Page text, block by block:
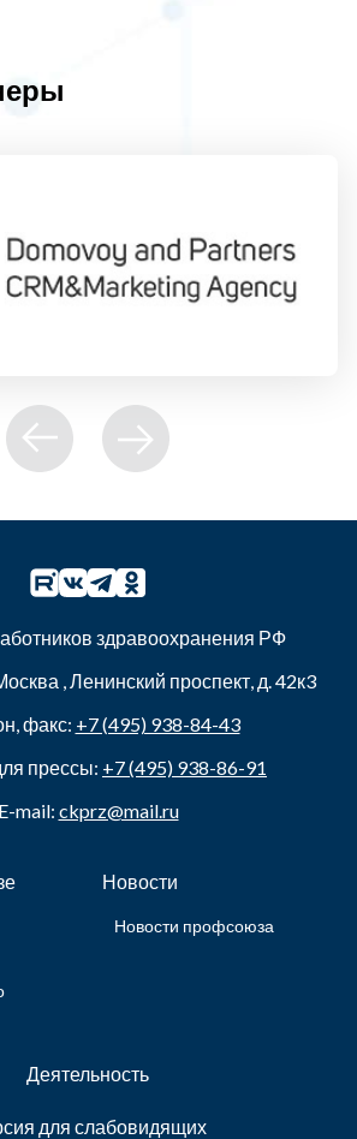
здравоохранения РФ
,Ленинский проспект, д. 42к3
факс: +7 (495) 938-84-43
прессы: +7 (495) 938-86-91
E-mail: ckprz@mail.ru
Новости
Новости профсоюза
Деятельность
для слабовидящих